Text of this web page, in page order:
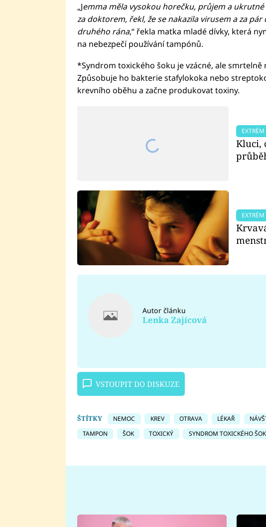
„Jemma měla vysokou horečku, průjem a
za doktorem, řekl, že se nakazila virusem a za
druhého rána,“ řekla matka mladé dívky, která
na nebezpečí používání tampónů.
*Syndrom toxického šoku je vzácné, ale smrtelně
Způsobuje ho bakterie stafylokoka nebo
krevního oběhu a začne produkovat toxiny.
EXTRÉM
Kluci,
EXTRÉM
Autor článku
Lenka Zajícová
VSTOUPIT DO DISKUZE
ŠTÍTKY NEMOC KREV OTRAVA LÉKAŘ
TAMPON
ŠOK TOXICKÝ SYNDROM TOXICKÉHO